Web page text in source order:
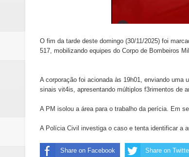
O fim da tarde deste domingo (30/11/2025) foi
517, mobilizando equipes do Corpo de Bombeiros
A corporação foi acionada às 19h01, enviando uma
sinais vit4is, apresentando múltiplos f3rimentos de
A PM isolou a área para o trabalho da perícia. Em
A Polícia Civil investiga o caso e tenta identificar a
Share on Facebook Share on